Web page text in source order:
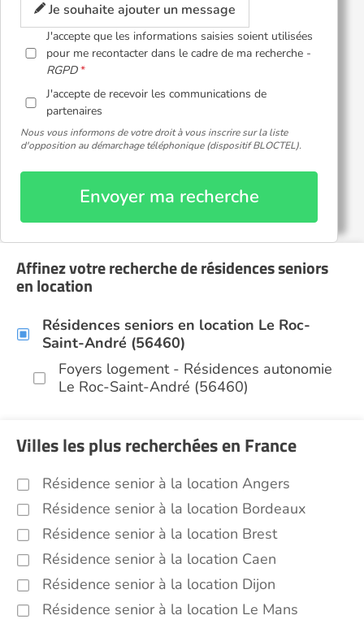
Je souhaite ajouter un message
J'accepte que les informations saisies soient utilisées
pour me recontacter dans le cadre de ma recherche -
RGPD
J'accepte de recevoir les communications de
partenaires
Nous vous informons de votre droit à vous inscrire sur la liste
d'opposition au démarchage téléphonique (dispositif BLOCTEL).
Envoyer ma recherche
Affinez votre recherche de résidences seniors
en location
Résidences seniors en location Le Roc-
Saint-André (56460)
Foyers logement - Résidences autonomie
Le Roc-Saint-André (56460)
Villes les plus recherchées en France
Résidence senior à la location Angers
Résidence senior à la location Bordeaux
Résidence senior à la location Brest
Résidence senior à la location Caen
Résidence senior à la location Dijon
Résidence senior à la location Le Mans